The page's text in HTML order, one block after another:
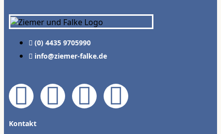
(0) 4435 9705990
info@ziemer-falke.de
Kontakt